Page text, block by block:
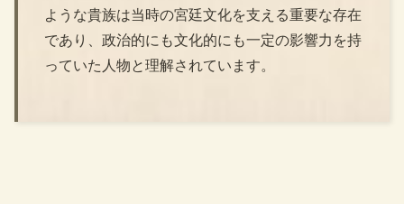
ような貴族は当時の宮廷文化を支える重要な存在
であり、政治的にも文化的にも一定の影響力を持
っていた人物と理解されています。